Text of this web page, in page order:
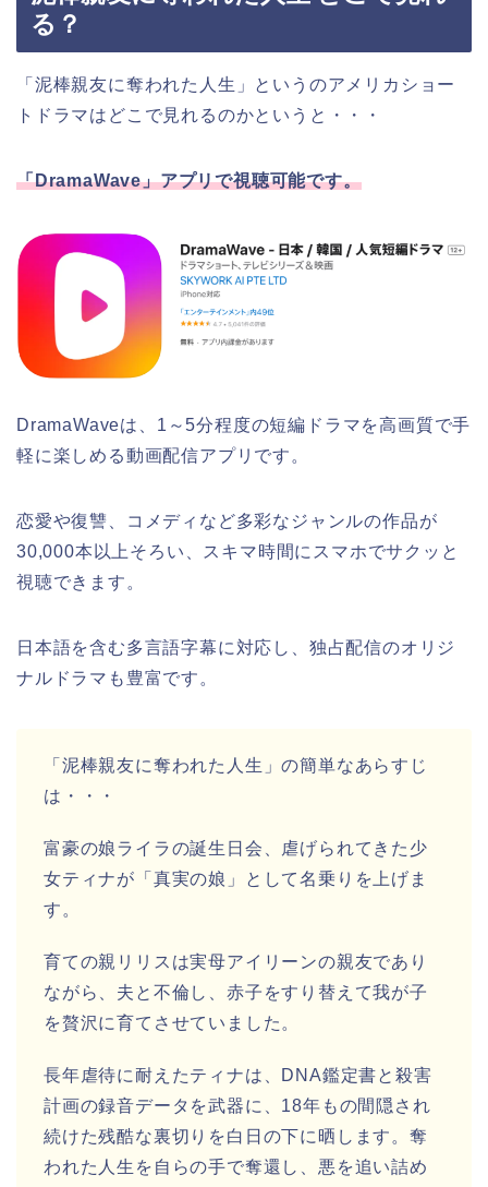
る？
「泥棒親友に奪われた人生」というのアメリカショー
トドラマはどこで見れるのかというと・・・
「DramaWave」アプリで視聴可能です。
DramaWaveは、1～5分程度の短編ドラマを高画質で手
軽に楽しめる動画配信アプリです。
恋愛や復讐、コメディなど多彩なジャンルの作品が
30,000本以上そろい、スキマ時間にスマホでサクッと
視聴できます。
日本語を含む多言語字幕に対応し、独占配信のオリジ
ナルドラマも豊富です。
「泥棒親友に奪われた人生」の簡単なあらすじ
は・・・
富豪の娘ライラの誕生日会、虐げられてきた少
女ティナが「真実の娘」として名乗りを上げま
す。
育ての親リリスは実母アイリーンの親友であり
ながら、夫と不倫し、赤子をすり替えて我が子
を贅沢に育てさせていました。
長年虐待に耐えたティナは、DNA鑑定書と殺害
計画の録音データを武器に、18年もの間隠され
続けた残酷な裏切りを白日の下に晒します。奪
われた人生を自らの手で奪還し、悪を追い詰め